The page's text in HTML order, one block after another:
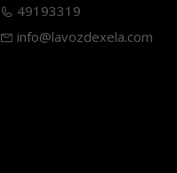
49193319
info@lavozdexela.com